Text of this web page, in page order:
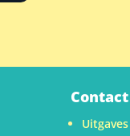
Contact